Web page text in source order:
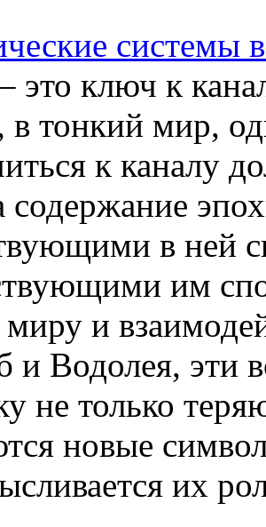
системы
это ключ к
в тонкий мир,
к каналу
содержание
в ней
им
и
и Водолея, эти
не только
новые
их